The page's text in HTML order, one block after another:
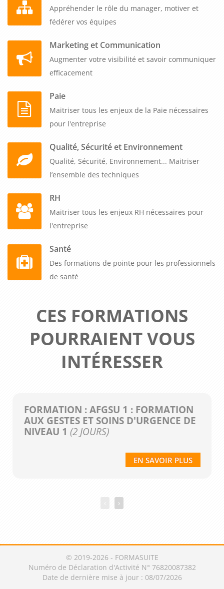
Appréhender le rôle du manager, motiver et
fédérer vos équipes
Marketing et Communication
Augmenter votre visibilité et savoir communiquer
efficacement
Paie
Maitriser tous les enjeux de la Paie nécessaires
pour l'entreprise
Qualité, Sécurité et Environnement
Qualité, Sécurité, Environnement... Maitriser
l’ensemble des techniques
RH
Maitriser tous les enjeux RH nécessaires pour
l'entreprise
Santé
Des formations de pointe pour les professionnels
de santé
CES FORMATIONS
POURRAIENT VOUS
INTÉRESSER
FORMATION : AFGSU 1 : FORMATION
AUX GESTES ET SOINS D'URGENCE DE
NIVEAU 1 (2 JOURS)
EN SAVOIR PLUS
›
© 2019-2026 - FORMASUITE
Numéro de Déclaration d'Activité N° 76820087382
Date de dernière mise à jour : 08/07/2026